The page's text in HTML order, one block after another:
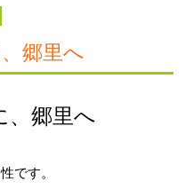
郷里へ
、郷里へ
です。